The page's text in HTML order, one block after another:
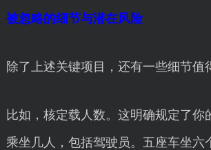
被忽略的细节与潜在风险
除了上述关键项目，还有一些细节值
比如，核定载人数。这明确规定了你
乘坐几人，包括驾驶员。五座车坐六